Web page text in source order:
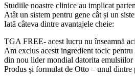
Studiile noastre clinice au implicat
Atât un sistem pentru gene cât și un
Iată câteva dintre avantajele cheie:
TGA FREE- acest lucru nu înseamnă
Am exclus acestt ingredient tocic
din nou lider mondial datorita emulsiilor
Produs și formulat de Otto – unul